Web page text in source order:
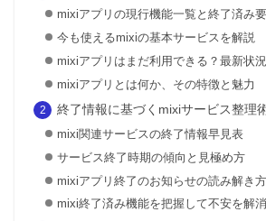
mixiアプリの現行機能一覧と終了済み
今も使えるmixiの基本サービスを解説
mixiアプリはまだ利用できる？最新状
mixiアプリとは何か、その特徴と魅力
終了情報に基づくmixiサービス整理
mixi関連サービスの終了情報早見表
サービス終了時期の傾向と見極め方
mixiアプリ終了のお知らせの読み解き方
mixi終了済み機能を把握して不安を解消